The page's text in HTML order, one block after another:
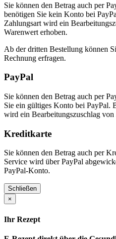
Sie können den Betrag auch per
benötigen Sie kein Konto bei
Zahlungsart wird ein
Warenwert erhoben.
Ab der dritten Bestellung können
Rechnung erfragen.
PayPal
Sie können den Betrag auch per
Sie ein gültiges Konto bei PayPal.
wird ein Bearbeitungszuschlag
Kreditkarte
Sie können den Betrag auch per
Service wird über PayPal
PayPal-Konto.
Schließen
×
Ihr Rezept